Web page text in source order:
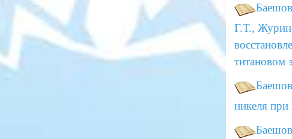
Г.Т.,
титановом
никеля